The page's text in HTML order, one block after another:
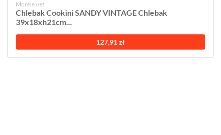
Morele.net
Chlebak Cookini SANDY VINTAGE Chlebak
39x18xh21cm...
127,91 zł